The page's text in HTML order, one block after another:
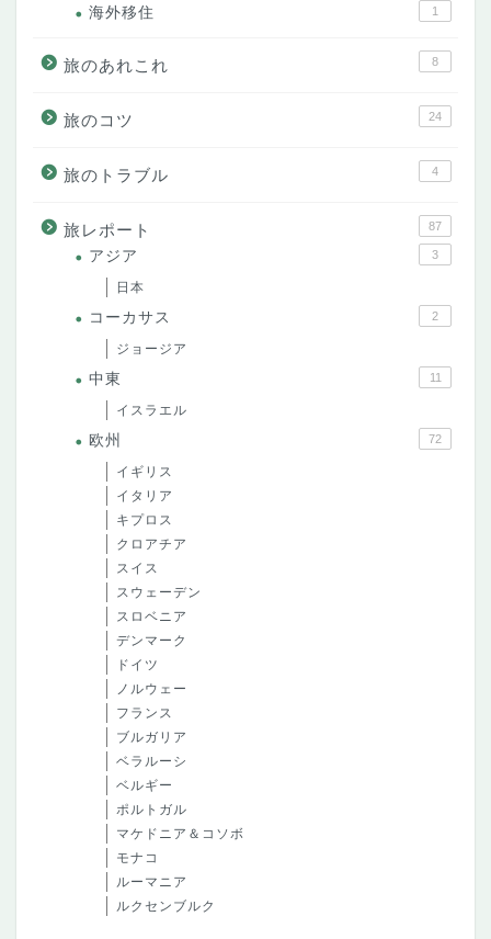
海外移住 1
旅のあれこれ 8
旅のコツ 24
旅のトラブル 4
旅レポート 87
アジア 3
日本
コーカサス 2
ジョージア
中東 11
イスラエル
欧州 72
イギリス
イタリア
キプロス
クロアチア
スイス
スウェーデン
スロベニア
デンマーク
ドイツ
ノルウェー
フランス
ブルガリア
ベラルーシ
ベルギー
ポルトガル
マケドニア＆コソボ
モナコ
ルーマニア
ルクセンブルク